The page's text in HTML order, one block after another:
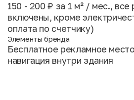
150 - 200 ₽ за 1 м² / мес., все
включены, кроме
оплата по счетчику)
Элементы бренда
Бесплатное рекламное
навигация внутри здания